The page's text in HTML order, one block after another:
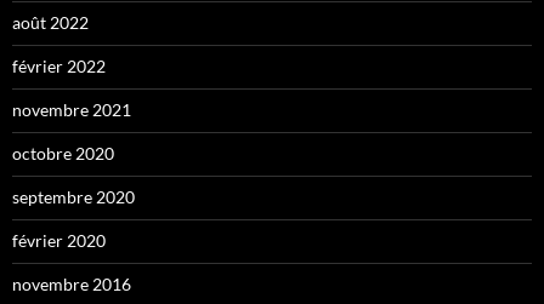
août 2022
février 2022
novembre 2021
octobre 2020
septembre 2020
février 2020
novembre 2016